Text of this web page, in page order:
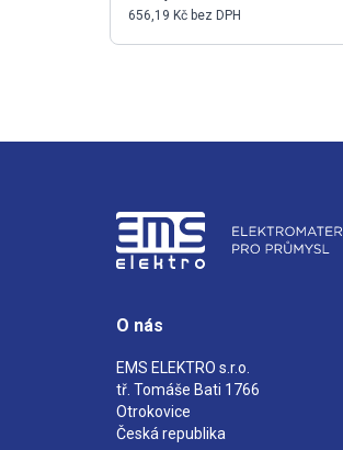
656,19 Kč bez DPH
O nás
EMS ELEKTRO s.r.o.
tř. Tomáše Bati 1766
Otrokovice
Česká republika